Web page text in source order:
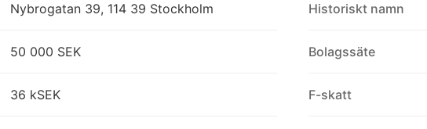
Nybrogatan 39, 114 39 Stockholm
50 000 SEK
36 kSEK
Historiskt namn
Bolagssäte
F-skatt